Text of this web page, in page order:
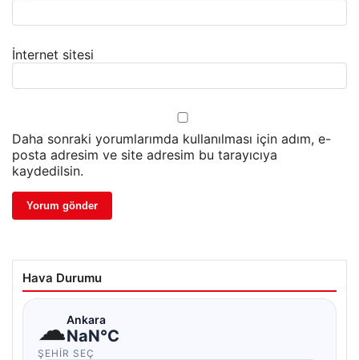
İnternet sitesi
Daha sonraki yorumlarımda kullanılması için adım, e-
posta adresim ve site adresim bu tarayıcıya
kaydedilsin.
Hava Durumu
☁Ankara
NaN°C
ŞEHIR SEÇ